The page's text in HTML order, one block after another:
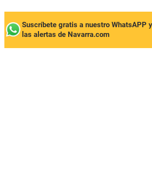
Suscríbete gratis a nuestro WhatsAPP
las alertas de Navarra.com